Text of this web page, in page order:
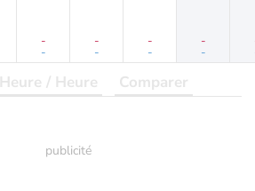
-
-
-
-
-
-
-
-
Heure / Heure Comparer